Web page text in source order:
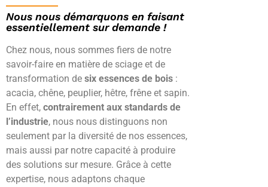
Nous nous démarquons en faisant
essentiellement sur demande !
Chez nous, nous sommes fiers de notre
savoir-faire en matière de sciage et de
transformation de six essences de bois :
acacia, chêne, peuplier, hêtre, frêne et sapin.
En effet, contrairement aux standards de
l’industrie, nous nous distinguons non
seulement par la diversité de nos essences,
mais aussi par notre capacité à produire
des solutions sur mesure. Grâce à cette
expertise, nous adaptons chaque